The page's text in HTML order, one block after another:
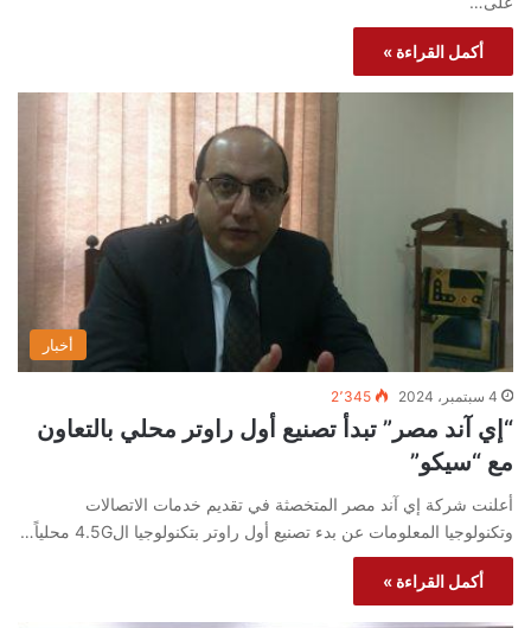
أكمل القراءة »
أخبار
4 سبتمبر، 2024 2٬345
“إي آند مصر” تبدأ تصنيع أول راوتر محلي بالتعاون
مع “سيكو”
أعلنت شركة إي آند مصر المتخصثة في تقديم خدمات الاتصالات
وتكنولوجيا المعلومات عن بدء تصنيع أول راوتر بتكنولوجيا ال4.5G محلياً…
أكمل القراءة »